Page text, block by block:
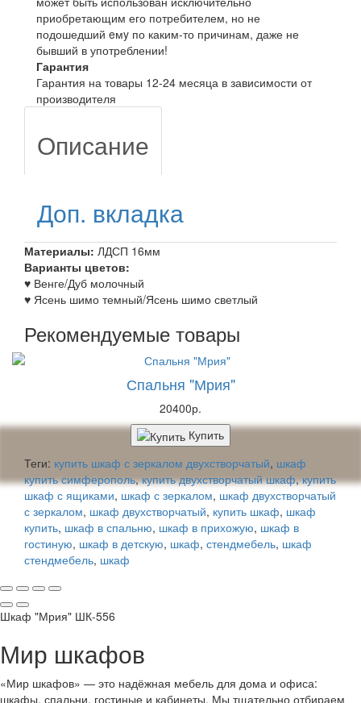
приобретающим его потребителем, но не
подошедший eмy по каким-то причинам, даже не
бывший в употреблении!
Гарантия
Гарантия на товары 12-24 месяца в зависимости от
производителя
Описание
Доп. вкладка
Материалы: ЛДСП 16мм
Варианты цветов:
♥ Венге/Дуб молочный
♥ Ясень шимо темный/Ясень шимо светлый
Рекомендуемые товары
Спальня "Мрия"
20400р.
Купить
Теги: купить шкаф с зеркалом двухстворчатый, шкаф
купить симферополь,купить двухстворчатый шкаф,купить
шкаф с ящиками, шкаф с зеркалом, шкаф двухстворчатый
с зеркалом, шкаф двухстворчатый, купить шкаф, шкаф
купить, шкаф в спальню, шкаф в прихожую, шкаф в
гостиную, шкаф в детскую, шкаф, стендмебель, шкаф
стендмебель, шкаф
Шкаф "Мрия" ШК-556
Мир шкафов
«Мир шкафов» — это надёжная мебель для дома и офиса:
шкафы, спальни, гостиные и кабинеты. Мы тщательно отбираем